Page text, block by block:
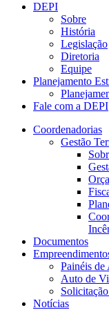
DEPI
Sobre
História
Legislação
Diretoria
Equipe
Planejamento
Fale com a DEPI
Coordenadorias
Gestão
Documentos
Painéis de
Auto de
Notícias